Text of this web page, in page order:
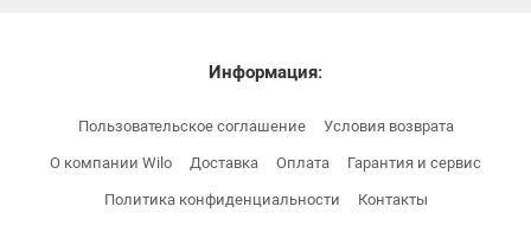
Информация:
Пользовательское соглашение Условия возврата
О компании Wilo Доставка Оплата Гарантия и сервис
Политика конфиденциальности Контакты